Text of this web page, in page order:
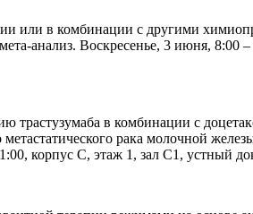
или в комбинации с другими
анализ. Воскресенье, 3 июня, 8:00
в комбинации с
рака молочной
корпус C, этаж 1, зал C1, устный